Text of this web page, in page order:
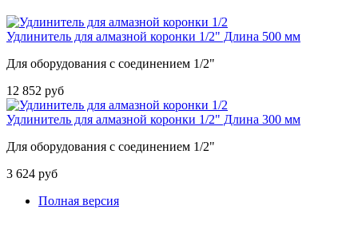
Удлинитель для алмазной коронки 1/2" Длина 500 мм
Для оборудования с соединением 1/2"
12 852 руб
Удлинитель для алмазной коронки 1/2" Длина 300 мм
Для оборудования с соединением 1/2"
3 624 руб
Полная версия